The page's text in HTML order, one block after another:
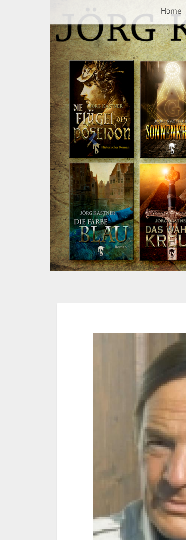
Home